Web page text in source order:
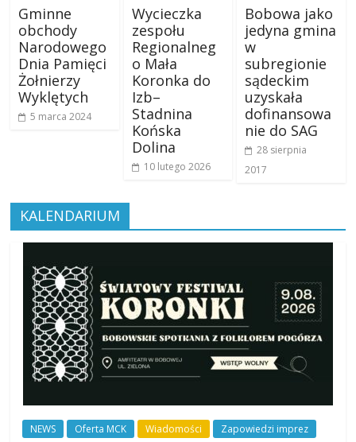
Gminne
obchody
Narodowego
Dnia Pamięci
Żołnierzy
Wyklętych
5 marca 2024
Wycieczka
zespołu
Regionalneg
o Mała
Koronka do
Izb–
Stadnina
Końska
Dolina
10 lutego 2026
Bobowa jako
jedyna gmina
w
subregionie
sądeckim
uzyskała
dofinansowa
nie do SAG
28 sierpnia
2017
KALENDARIUM
NEWS Oferta MCK Wiadomości Zapowiedzi imprez